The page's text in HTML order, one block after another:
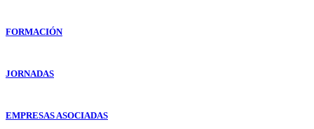
FORMACIÓN
JORNADAS
EMPRESAS ASOCIADAS